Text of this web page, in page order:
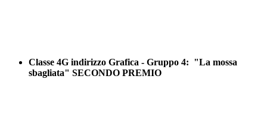
Classe 4G indirizzo Grafica - Gruppo 4: "La mossa
sbagliata" SECONDO PREMIO